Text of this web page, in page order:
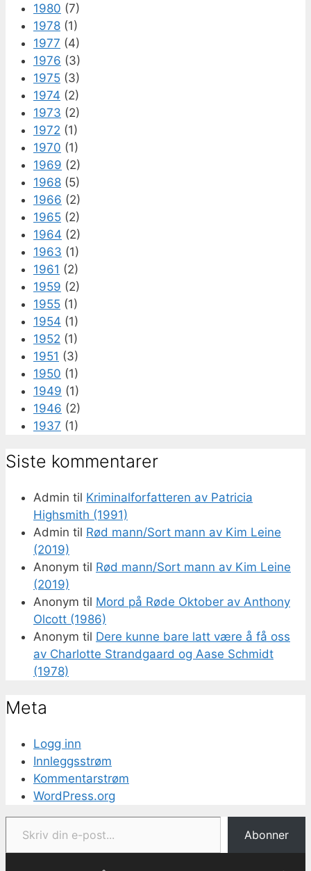
1980 (7)
1978 (1)
1977 (4)
1976 (3)
1975 (3)
1974 (2)
1973 (2)
1972 (1)
1970 (1)
1969 (2)
1968 (5)
1966 (2)
1965 (2)
1964 (2)
1963 (1)
1961 (2)
1959 (2)
1955 (1)
1954 (1)
1952 (1)
1951 (3)
1950 (1)
1949 (1)
1946 (2)
1937 (1)
Siste kommentarer
Admin til Kriminalforfatteren av Patricia
Highsmith (1991)
Admin til Rød mann/Sort mann av Kim Leine
(2019)
Anonym til Rød mann/Sort mann av Kim Leine
(2019)
Anonym til Mord på Røde Oktober av Anthony
Olcott (1986)
Anonym til Dere kunne bare latt være å få oss
av Charlotte Strandgaard og Aase Schmidt
(1978)
Meta
Logg inn
Innleggsstrøm
Kommentarstrøm
WordPress.org
Skriv din e-post...
Abonner